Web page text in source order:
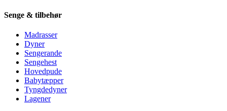
Senge & tilbehør
Madrasser
Dyner
Sengerande
Sengehest
Hovedpude
Babytæpper
Tyngdedyner
Lagener